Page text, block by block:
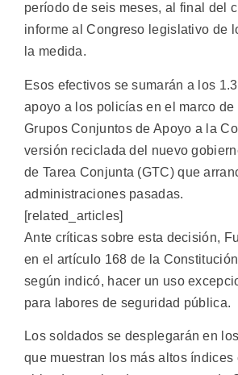
período de seis meses, al final del
informe al Congreso legislativo de
la medida.
Esos efectivos se sumarán a los
apoyo a los policías en el marco
Grupos Conjuntos de Apoyo a la
versión reciclada del nuevo
de Tarea Conjunta (GTC) que
administraciones pasadas.
[related_articles]
Ante críticas sobre esta decisión,
en el artículo 168 de la
según indicó, hacer un uso
para labores de seguridad pública.
Los soldados se desplegarán en
que muestran los más altos índices